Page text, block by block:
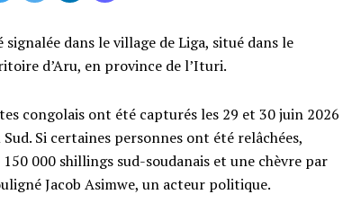
dans le village de Liga, situé dans le
d’Aru, en province de l’Ituri.
congolais ont été capturés les 29 et 30 juin 2026
Si certaines personnes ont été relâchées,
000 shillings sud-soudanais et une chèvre par
Jacob Asimwe, un acteur politique.